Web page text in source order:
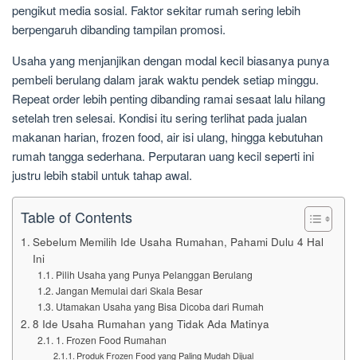
pengikut media sosial. Faktor sekitar rumah sering lebih
berpengaruh dibanding tampilan promosi.
Usaha yang menjanjikan dengan modal kecil biasanya punya
pembeli berulang dalam jarak waktu pendek setiap minggu.
Repeat order lebih penting dibanding ramai sesaat lalu hilang
setelah tren selesai. Kondisi itu sering terlihat pada jualan
makanan harian, frozen food, air isi ulang, hingga kebutuhan
rumah tangga sederhana. Perputaran uang kecil seperti ini
justru lebih stabil untuk tahap awal.
Table of Contents
Sebelum Memilih Ide Usaha Rumahan, Pahami Dulu 4 Hal
Ini
Pilih Usaha yang Punya Pelanggan Berulang
Jangan Memulai dari Skala Besar
Utamakan Usaha yang Bisa Dicoba dari Rumah
8 Ide Usaha Rumahan yang Tidak Ada Matinya
1. Frozen Food Rumahan
Produk Frozen Food yang Paling Mudah Dijual